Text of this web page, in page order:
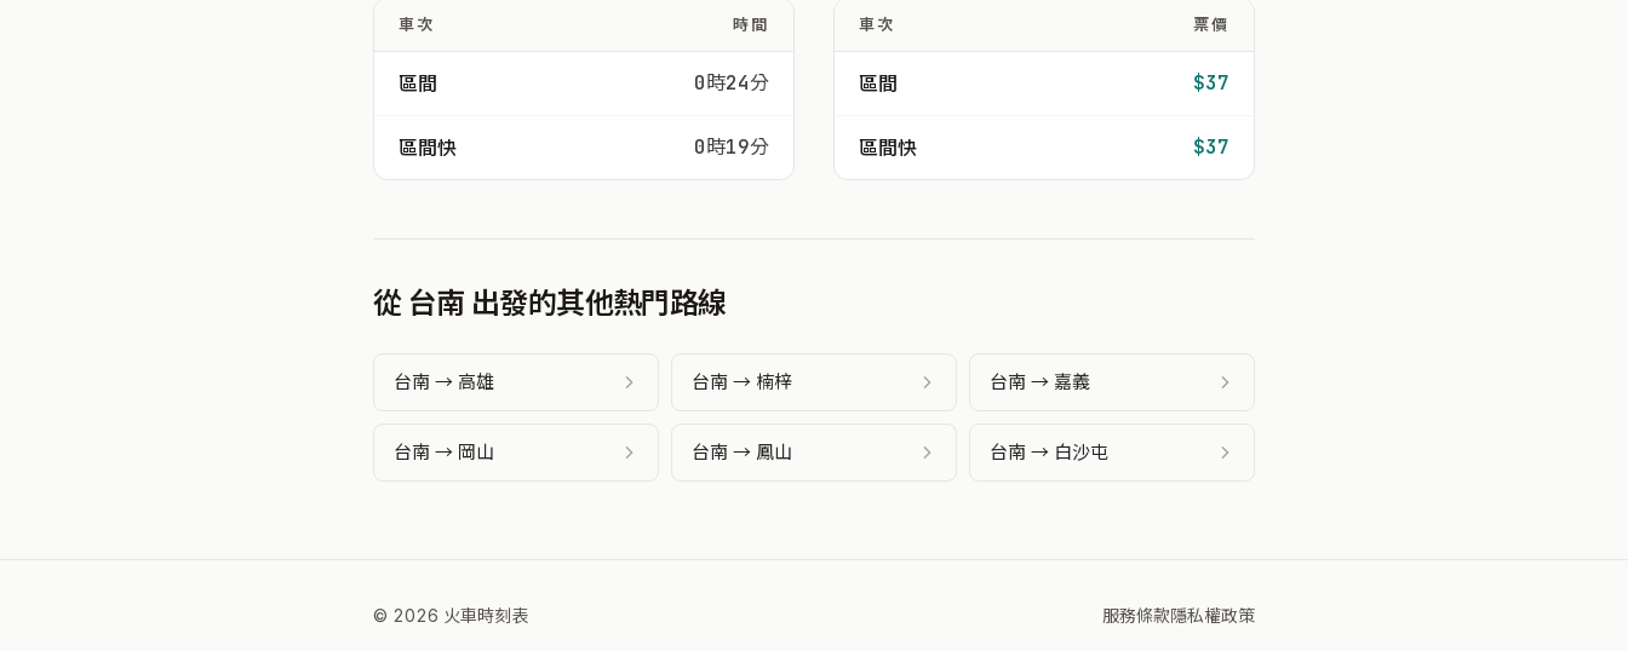
車次 時間
區間 0時24分
區間快 0時19分
車次 票價
區間 $37
區間快 $37
從 台南 出發的其他熱門路線
台南 → 高雄 台南 → 楠梓 台南 → 嘉義
台南 → 岡山 台南 → 鳳山 台南 → 白沙屯
© 2026 火車時刻表 服務條款隱私權政策